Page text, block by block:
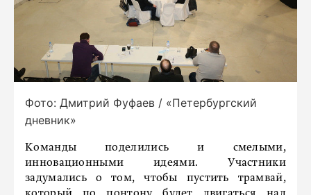
Фото: Дмитрий Фуфаев / «Петербургский
дневник»
Команды поделились и смелыми,
инновационными идеями. Участники
задумались о том, чтобы пустить трамвай,